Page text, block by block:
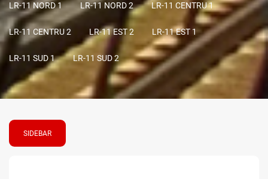
LR-11 NORD 1 LR-11 NORD 2 LR-11 CENTRU 1
LR-11 CENTRU 2 LR-11 EST 2 LR-11 EST 1
LR-11 SUD 1 LR-11 SUD 2
SIDEBAR